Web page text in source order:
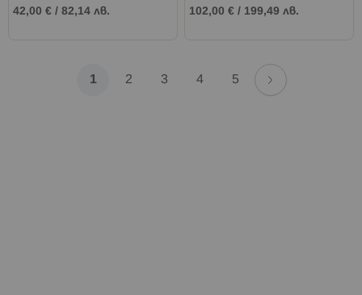
42,00 € / 82,14 лв.
102,00 € / 199,49 лв.
В1 Страница
2 Страница
3 Страница
4 Страница
5
Страница
Напред